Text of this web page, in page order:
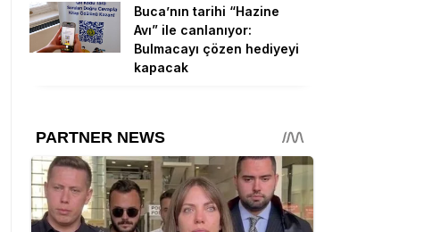
Buca’nın tarihi “Hazine
Avı” ile canlanıyor:
Bulmacayı çözen hediyeyi
kapacak